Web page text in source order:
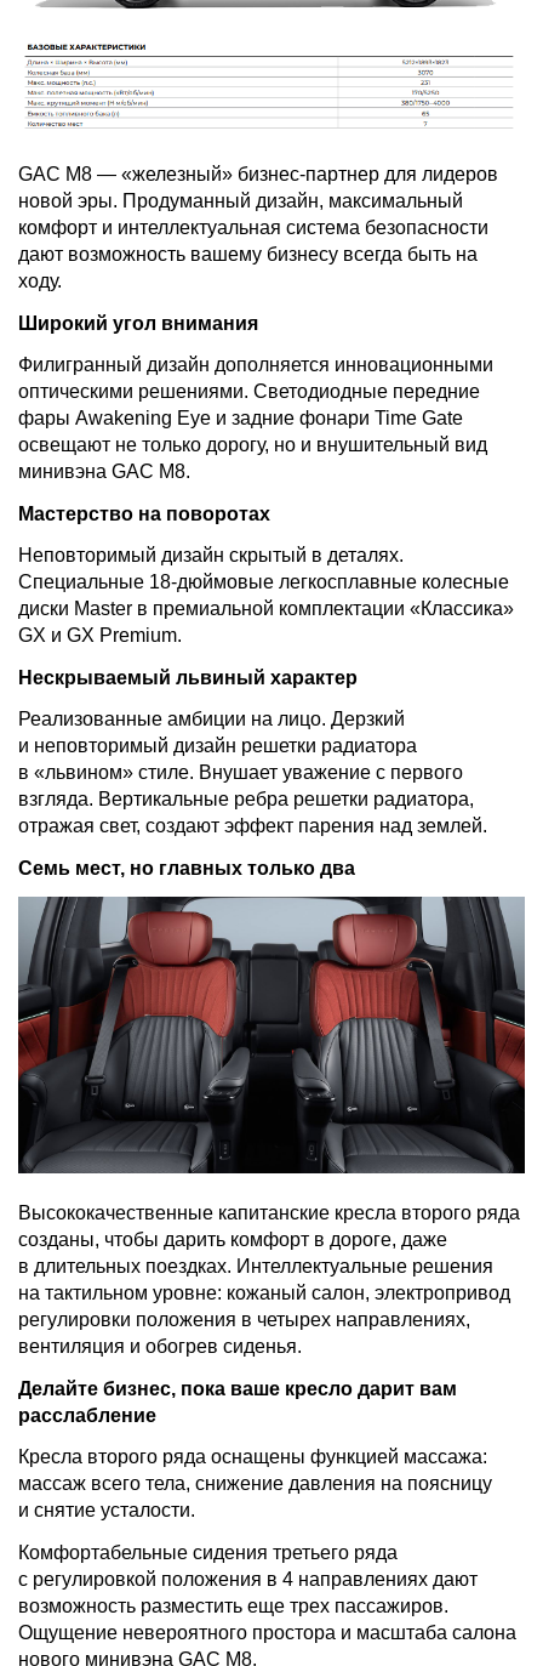
GAC M8 — «железный» бизнес-партнер для лидеров
новой эры. Продуманный дизайн, максимальный
комфорт и интеллектуальная система безопасности
дают возможность вашему бизнесу всегда быть на
ходу.
Широкий угол внимания
Филигранный дизайн дополняется инновационными
оптическими решениями. Светодиодные передние
фары Awakening Eye и задние фонари Time Gate
освещают не только дорогу, но и внушительный вид
минивэна GAC M8.
Мастерство на поворотах
Неповторимый дизайн скрытый в деталях.
Специальные 18-дюймовые легкосплавные колесные
диски Master в премиальной комплектации «Классика»
GX и GX Premium.
Нескрываемый львиный характер
Реализованные амбиции на лицо. Дерзкий
и неповторимый дизайн решетки радиатора
в «львином» стиле. Внушает уважение с первого
взгляда. Вертикальные ребра решетки радиатора,
отражая свет, создают эффект парения над землей.
Семь мест, но главных только два
Высококачественные капитанские кресла второго ряда
созданы, чтобы дарить комфорт в дороге, даже
в длительных поездках. Интеллектуальные решения
на тактильном уровне: кожаный салон, электропривод
регулировки положения в четырех направлениях,
вентиляция и обогрев сиденья.
Делайте бизнес, пока ваше кресло дарит вам
расслабление
Кресла второго ряда оснащены функцией массажа:
массаж всего тела, снижение давления на поясницу
и снятие усталости.
Комфортабельные сидения третьего ряда
с регулировкой положения в 4 направлениях дают
возможность разместить еще трех пассажиров.
Ощущение невероятного простора и масштаба салона
нового минивэна GAC M8.